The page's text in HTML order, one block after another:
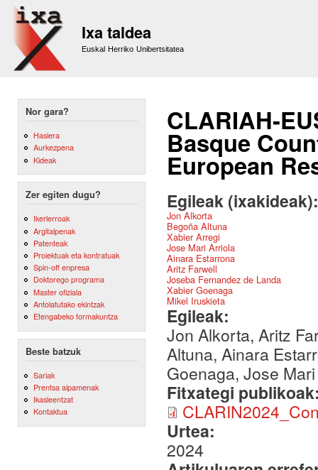
Ixa taldea
Euskal Herriko Unibertsitatea
Nor gara?
Hasiera
Aurkezpena
Kideak
Zer egiten dugu?
Ikerlerroak
Argitalpenak
Patenteak
Proiektuak eta kontratuak
Spin-off enpresa
Doktorego programa
Master ofiziala
Antolatutako ekintzak
Etengabeko formakuntza
Beste batzuk
Sariak
Prentsa aipamenak
Ikasleentzat
Kontaktua
CLARIAH-
Basque
European
Egileak
Jon Alkorta
Begoña Altuna
Xabier Arregi
Jose Mari Arriola
Ainara Estarrona
Aritz Farwell
Joseba Fernandez de Landa
Xabier Goenaga
Mikel Iruskieta
Egileak:
Jon Alkorta, Aritz
Altuna, Ainara
Goenaga, Jose
Fitxategi
Urtea:
2024